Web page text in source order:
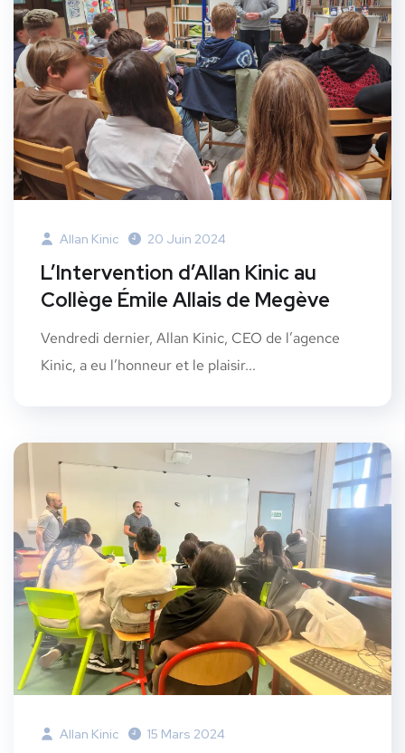
Allan Kinic 20 Juin 2024
L’Intervention d’Allan Kinic au
Collège Émile Allais de Megève
Vendredi dernier, Allan Kinic, CEO de l’agence
Kinic, a eu l’honneur et le plaisir...
Allan Kinic 15 Mars 2024